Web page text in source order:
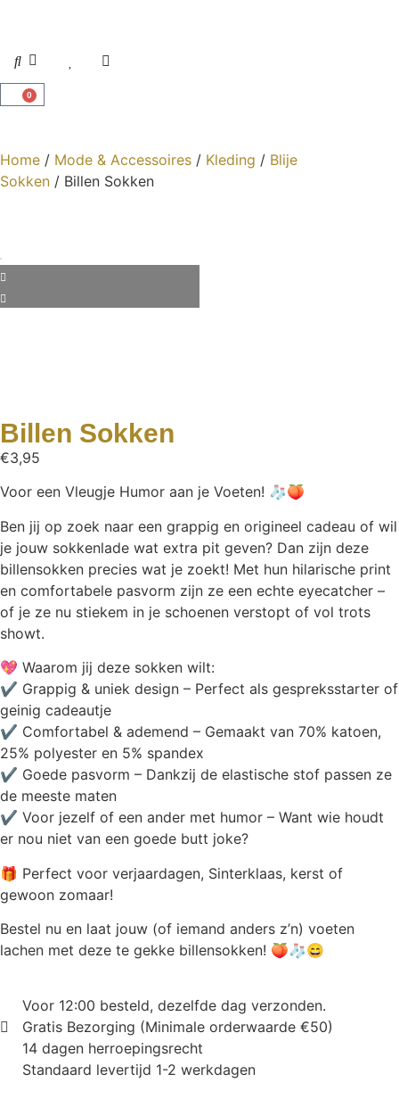
0
Home / Mode & Accessoires / Kleding / Blije
Sokken / Billen Sokken
Billen Sokken
€3,95
Voor een Vleugje Humor aan je Voeten! 🧦🍑
Ben jij op zoek naar een grappig en origineel cadeau of wil
je jouw sokkenlade wat extra pit geven? Dan zijn deze
billensokken precies wat je zoekt! Met hun hilarische print
en comfortabele pasvorm zijn ze een echte eyecatcher –
of je ze nu stiekem in je schoenen verstopt of vol trots
showt.
💖 Waarom jij deze sokken wilt:
✔ Grappig & uniek design – Perfect als gespreksstarter of
geinig cadeautje
✔ Comfortabel & ademend – Gemaakt van 70% katoen,
25% polyester en 5% spandex
✔ Goede pasvorm – Dankzij de elastische stof passen ze
de meeste maten
✔ Voor jezelf of een ander met humor – Want wie houdt
er nou niet van een goede butt joke?
🎁 Perfect voor verjaardagen, Sinterklaas, kerst of
gewoon zomaar!
Bestel nu en laat jouw (of iemand anders z’n) voeten
lachen met deze te gekke billensokken! 🍑🧦😄
Voor 12:00 besteld, dezelfde dag verzonden.
Gratis Bezorging (Minimale orderwaarde €50)
14 dagen herroepingsrecht
Standaard levertijd 1-2 werkdagen